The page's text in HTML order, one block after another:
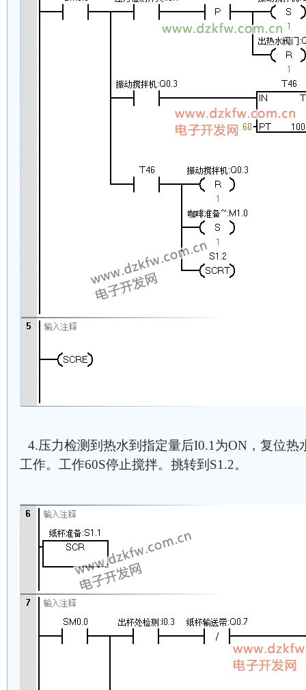
4.压力检测到热水到指定量后I0.1为ON，复位热
工作。工作60S停止搅拌。挑转到S1.2。